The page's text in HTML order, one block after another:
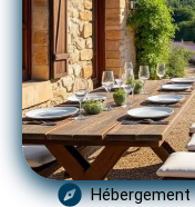
Hébergement